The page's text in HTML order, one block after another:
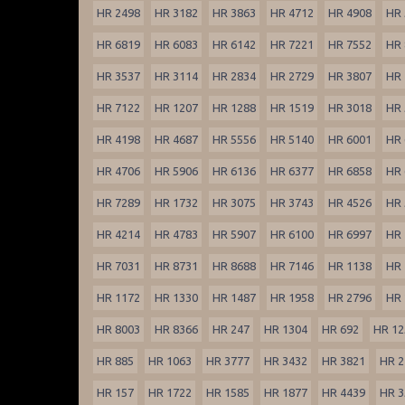
HR 2498 HR 3182 HR 3863 HR 4712 HR 4908 HR
HR 6819 HR 6083 HR 6142 HR 7221 HR 7552 HR
HR 3537 HR 3114 HR 2834 HR 2729 HR 3807 HR
HR 7122 HR 1207 HR 1288 HR 1519 HR 3018 HR
HR 4198 HR 4687 HR 5556 HR 5140 HR 6001 HR
HR 4706 HR 5906 HR 6136 HR 6377 HR 6858 HR
HR 7289 HR 1732 HR 3075 HR 3743 HR 4526 HR
HR 4214 HR 4783 HR 5907 HR 6100 HR 6997 HR
HR 7031 HR 8731 HR 8688 HR 7146 HR 1138 HR
HR 1172 HR 1330 HR 1487 HR 1958 HR 2796 HR
HR 8003 HR 8366 HR 247 HR 1304 HR 692 HR
HR 885 HR 1063 HR 3777 HR 3432 HR 3821 HR
HR 157 HR 1722 HR 1585 HR 1877 HR 4439 HR